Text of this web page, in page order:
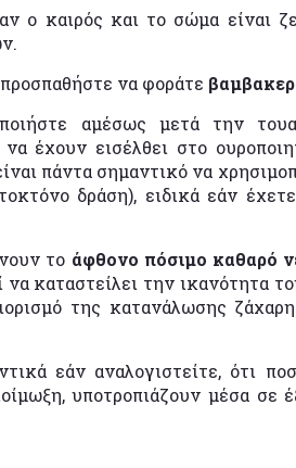
ο καιρός και το σώμα είναι
να φοράτε
αμέσως μετά την
έχουν εισέλθει στο
πάντα σημαντικό να
δράση), ειδικά εάν
το άφθονο πόσιμο καθαρό
καταστείλει την ικανότητα
της κατανάλωσης
εάν αναλογιστείτε, ότι
υποτροπιάζουν μέσα σε